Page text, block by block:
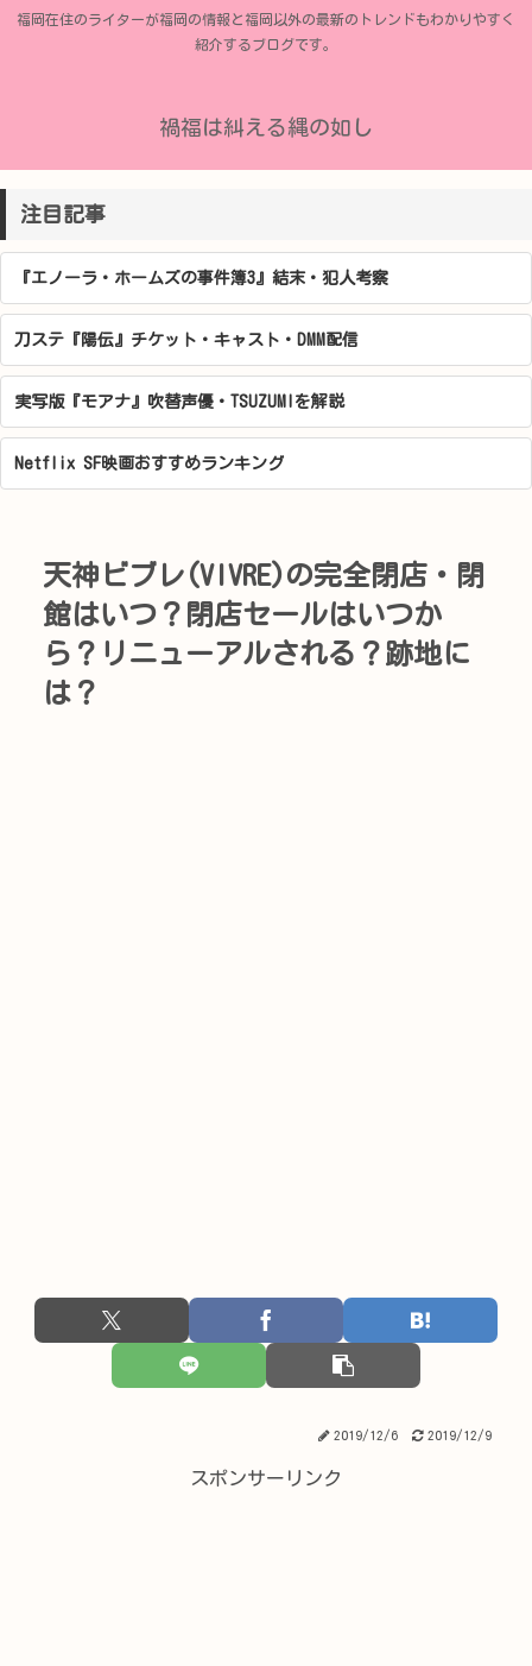
福岡在住のライターが福岡の情報と福岡以外の最新のトレンドもわかりやすく
紹介するブログです。
禍福は糾える縄の如し
注目記事
『エノーラ・ホームズの事件簿3』結末・犯人考察
刀ステ『陽伝』チケット・キャスト・DMM配信
実写版『モアナ』吹替声優・TSUZUMIを解説
Netflix SF映画おすすめランキング
天神ビブレ(VIVRE)の完全閉店・閉
館はいつ？閉店セールはいつか
ら？リニューアルされる？跡地に
は？
2019/12/6 2019/12/9
スポンサーリンク